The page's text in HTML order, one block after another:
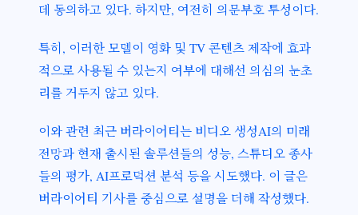
데 동의하고 있다. 하지만, 여전히 의문부호 투성이다.
특히, 이러한 모델이 영화 및 TV 콘텐츠 제작에 효과
적으로 사용될 수 있는지 여부에 대해선 의심의 눈초
리를 거두지 않고 있다.
이와 관련 최근 버라이어티는 비디오 생성AI의 미래
전망과 현재 출시된 솔루션들의 성능, 스튜디오 종사
들의 평가, AI프로덕션 분석 등을 시도했다. 이 글은
버라이어티 기사를 중심으로 설명을 더해 작성했다.